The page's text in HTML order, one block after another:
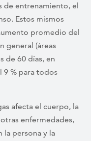
de entrenamiento, el
Estos mismos
promedio del
general (áreas
de 60 días, en
% para todos
afecta el cuerpo, la
enfermedades,
la persona y la